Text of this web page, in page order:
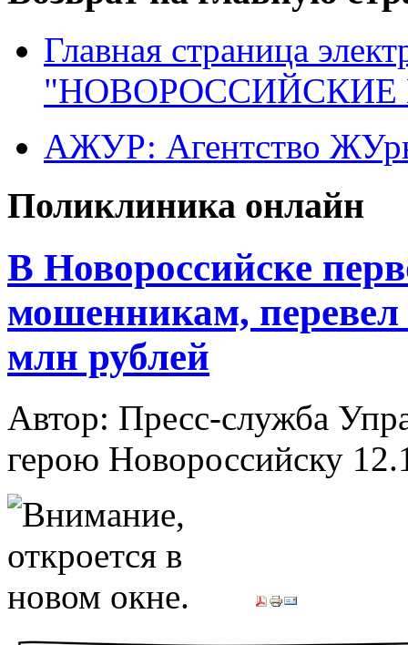
Главная страница
"НОВОРОССИЙСКИЕ
АЖУР: Агентство
Поликлиника онлайн
В Новороссийске
мошенникам, перевел
млн рублей
Автор: Пресс-служба
герою Новороссийску